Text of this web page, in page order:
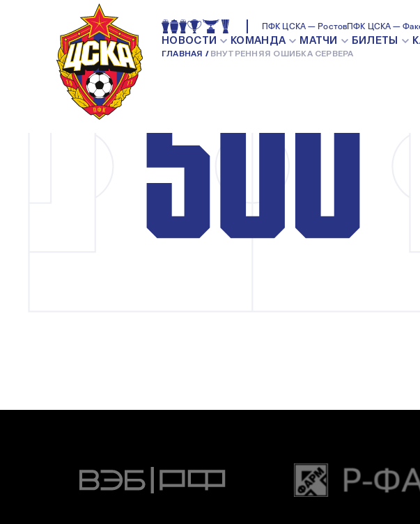
ПФК ЦСКА — РостовПФК ЦСКА —
НОВОСТИ КОМАНДА МАТЧИ БИЛЕТЫ
ГЛАВНАЯ ВНУТРЕННЯЯ ОШИБКА СЕРВЕРА